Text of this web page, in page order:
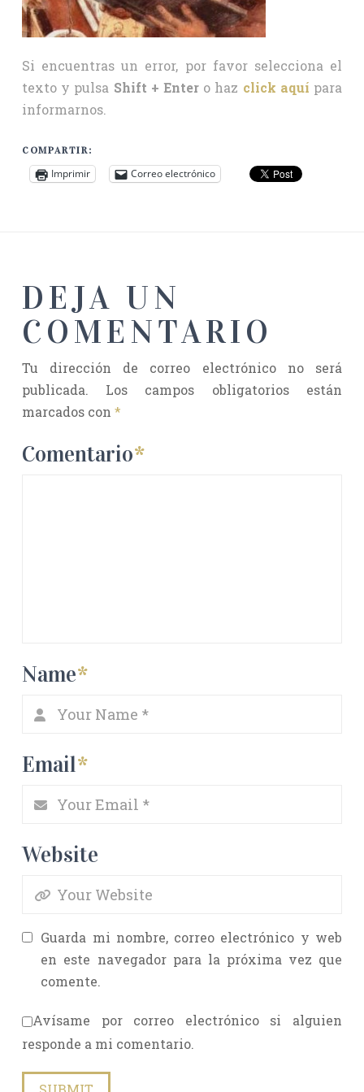
Si encuentras un error, por favor selecciona el
texto y pulsa Shift + Enter o haz click aquí para
informarnos.
COMPARTIR:
Imprimir Correo electrónico
DEJA UN
COMENTARIO
Tu dirección de correo electrónico no será
publicada.
Los campos obligatorios están
marcados con *
Comentario*
Name*
Email*
Website
Guarda mi nombre, correo electrónico y web
en este navegador para la próxima vez que
comente.
Avísame por correo electrónico si alguien
responde a mi comentario.